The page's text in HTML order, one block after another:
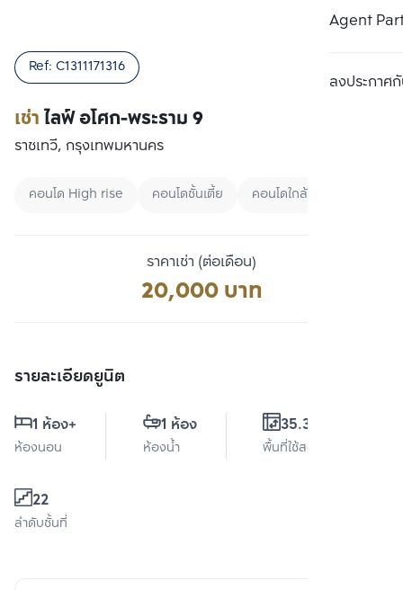
Agent
ลงประกาศกั
เช่าไลฟ์ อโศก-พระราม 9
Ref: C1311171316
ราชเทวี, กรุงเทพมหานคร
คอนโด High rise คอนโดชั้นเตี้ย คอนโดใกล้ Airport link
ราคาเช่า (ต่อเดือน)
20,000 บาท
รายละเอียดยูนิต
1 ห้อง+
ห้องนอน
1 ห้อง
ห้องน้ำ
35.35 ตร.ม.
พื้นที่ใช้สอย
22
ลำดับชั้นที่
เปรียบเทียบ